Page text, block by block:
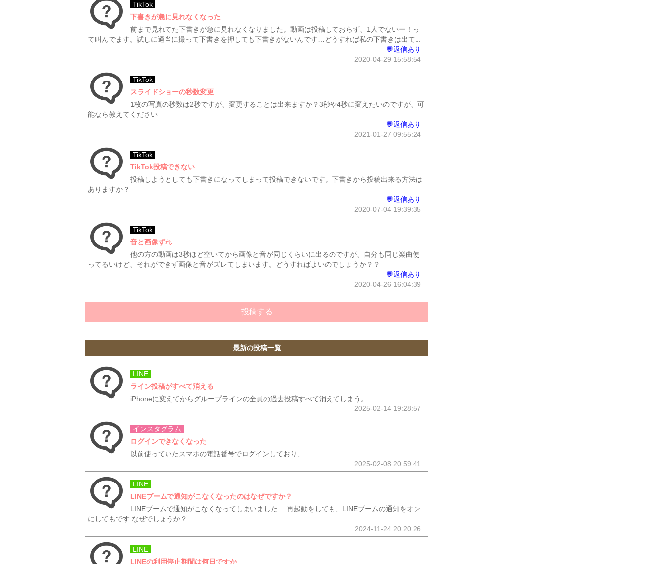
TikTok
下書きが急に見れなくなった
前まで見れてた下書きが急に見れなくなりました。動画は投稿しておらず、1人でないー！っ
て叫んでます。試しに適当に撮って下書きを押しても下書きがないんです…どうすれば私の下書きは出て...
💬返信あり
2020-04-29 15:58:54
TikTok
スライドショーの秒数変更
1枚の写真の秒数は2秒ですが、変更することは出来ますか？3秒や4秒に変えたいのですが、可
能なら教えてください
💬返信あり
2021-01-27 09:55:24
TikTok
TikTok投稿できない
投稿しようとしても下書きになってしまって投稿できないです。下書きから投稿出来る方法は
ありますか？
💬返信あり
2020-07-04 19:39:35
TikTok
音と画像ずれ
他の方の動画は3秒ほど空いてから画像と音が同じくらいに出るのですが、自分も同じ楽曲使
ってるいけど、それができず画像と音がズレてしまいます。どうすればよいのでしょうか？？
💬返信あり
2020-04-26 16:04:39
投稿する
最新の投稿一覧
LINE
ライン投稿がすべて消える
iPhoneに変えてからグループラインの全員の過去投稿すべて消えてしまう。
2025-02-14 19:28:57
インスタグラム
ログインできなくなった
以前使っていたスマホの電話番号でログインしており、
2025-02-08 20:59:41
LINE
LINEブームで通知がこなくなったのはなぜですか？
LINEブームで通知がこなくなってしまいました… 再起動をしても、LINEブームの通知をオン
にしてもです なぜでしょうか？
2024-11-24 20:20:26
LINE
LINEの利用停止期間は何日ですか